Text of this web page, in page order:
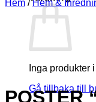
Inga produkter
Gå tillbaka till
Hem / Hem &
POSTER